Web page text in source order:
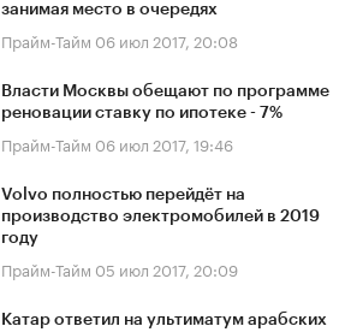
занимая место в очередях
Прайм-Тайм 06 июл 2017, 20:08
Власти Москвы обещают по программе
реновации ставку по ипотеке - 7%
Прайм-Тайм 06 июл 2017, 19:46
Volvo полностью перейдёт на
производство электромобилей в 2019
году
Прайм-Тайм 05 июл 2017, 20:09
Катар ответил на ультиматум арабских